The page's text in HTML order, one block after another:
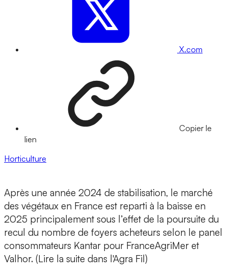
X.com
Copier le
lien
Horticulture
Après une année 2024 de stabilisation, le marché
des végétaux en France est reparti à la baisse en
2025 principalement sous l’effet de la poursuite du
recul du nombre de foyers acheteurs selon le panel
consommateurs Kantar pour FranceAgriMer et
Valhor. (Lire la suite dans l'Agra Fil)